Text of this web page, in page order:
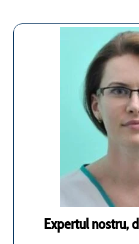
Expertul nostru,